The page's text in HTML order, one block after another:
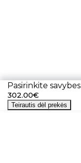
Pasirinkite savybes
302.00€
Teirautis dėl prekės